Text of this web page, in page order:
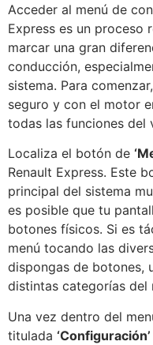
Acceder al menú de
Express es un proceso
marcar una gran
conducción,
sistema. Para
seguro y con el motor
todas las funciones del
Localiza el botón de
Renault Express. Este
principal del sistema
es posible que tu
botones físicos. Si es
menú tocando las
dispongas de botones,
distintas categorías del
Una vez dentro del
titulada ‘Configuración’